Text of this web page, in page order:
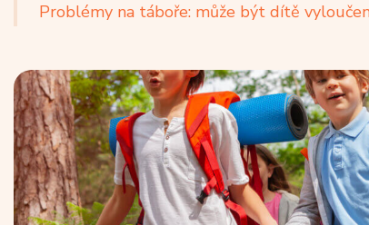
Problémy na táboře: může být dítě